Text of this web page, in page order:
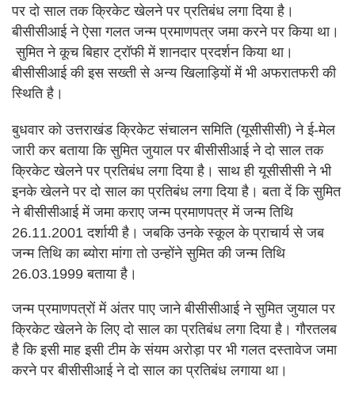
पर दो साल तक क्रिकेट खेलने पर प्रतिबंध लगा दिया है।
बीसीसीआई ने ऐसा गलत जन्म प्रमाणपत्र जमा करने पर किया था।
सुमित ने कूच बिहार ट्रॉफी में शानदार प्रदर्शन किया था।
बीसीसीआई की इस सख्ती से अन्य खिलाड़ियों में भी अफरातफरी की
स्थिति है।
बुधवार को उत्तराखंड क्रिकेट संचालन समिति (यूसीसीसी) ने ई-मेल
जारी कर बताया कि सुमित जुयाल पर बीसीसीआई ने दो साल तक
क्रिकेट खेलने पर प्रतिबंध लगा दिया है। साथ ही यूसीसीसी ने भी
इनके खेलने पर दो साल का प्रतिबंध लगा दिया है। बता दें कि सुमित
ने बीसीसीआई में जमा कराए जन्म प्रमाणपत्र में जन्म तिथि
26.11.2001 दर्शायी है। जबकि उनके स्कूल के प्राचार्य से जब
जन्म तिथि का ब्योरा मांगा तो उन्होंने सुमित की जन्म तिथि
26.03.1999 बताया है।
जन्म प्रमाणपत्रों में अंतर पाए जाने बीसीसीआई ने सुमित जुयाल पर
क्रिकेट खेलने के लिए दो साल का प्रतिबंध लगा दिया है। गौरतलब
है कि इसी माह इसी टीम के संयम अरोड़ा पर भी गलत दस्तावेज जमा
करने पर बीसीसीआई ने दो साल का प्रतिबंध लगाया था।